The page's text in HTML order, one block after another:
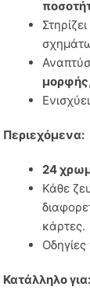
μορφής
Περιεχόμενα:
24
Κάθε
κάρτες.
Κατάλληλο για: